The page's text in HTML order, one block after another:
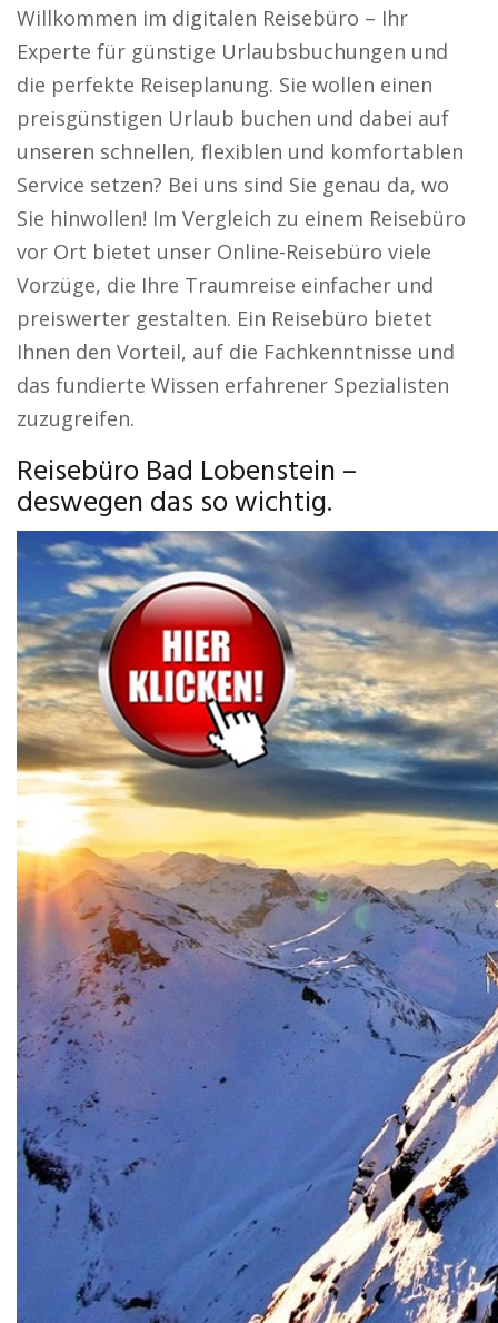
Willkommen im digitalen Reisebüro – Ihr
Experte für günstige Urlaubsbuchungen und
die perfekte Reiseplanung. Sie wollen einen
preisgünstigen Urlaub buchen und dabei auf
unseren schnellen, flexiblen und komfortablen
Service setzen? Bei uns sind Sie genau da, wo
Sie hinwollen! Im Vergleich zu einem Reisebüro
vor Ort bietet unser Online-Reisebüro viele
Vorzüge, die Ihre Traumreise einfacher und
preiswerter gestalten. Ein Reisebüro bietet
Ihnen den Vorteil, auf die Fachkenntnisse und
das fundierte Wissen erfahrener Spezialisten
zuzugreifen.
Reisebüro Bad Lobenstein –
deswegen das so wichtig.